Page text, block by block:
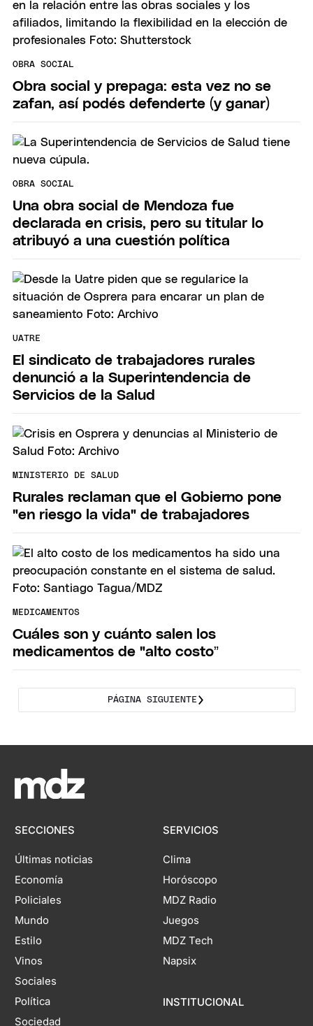
OBRA SOCIAL
Obra social y prepaga: esta vez no se
zafan, así podés defenderte (y ganar)
OBRA SOCIAL
Una obra social de Mendoza fue
declarada en crisis, pero su titular lo
atribuyó a una cuestión política
UATRE
El sindicato de trabajadores rurales
denunció a la Superintendencia de
Servicios de la Salud
MINISTERIO DE SALUD
Rurales reclaman que el Gobierno pone
"en riesgo la vida" de trabajadores
MEDICAMENTOS
Cuáles son y cuánto salen los
medicamentos de "alto costo”
PÁGINA SIGUIENTE
SECCIONES
Últimas noticias
Economía
Policiales
Mundo
Estilo
Vinos
Sociales
Política
Sociedad
SERVICIOS
Clima
Horóscopo
MDZ Radio
Juegos
MDZ Tech
Napsix
INSTITUCIONAL